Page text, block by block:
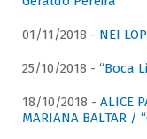
01/11/2018 - NEI
25/10/2018 - “Boca
18/10/2018 - ALICE
MARIANA BALTAR /